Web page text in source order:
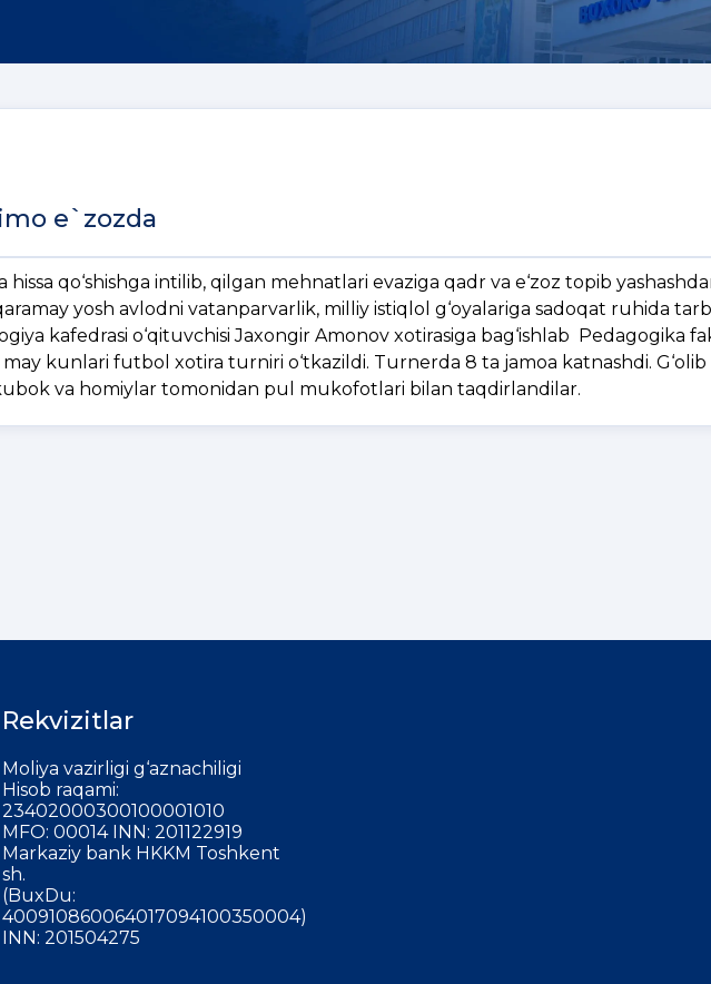
e`zozda
qo‘shishga intilib, qilgan mehnatlari evaziga qadr va e‘zoz topib
qaramay yosh avlodni vatanparvarlik, milliy istiqlol g‘oyalariga sadoqat ruhida
kafedrasi o‘qituvchisi Jaxongir Amonov xotirasiga bag‘ishlab Pedagogika
may kunlari futbol xotira turniri o‘tkazildi. Turnerda 8 ta jamoa katnashdi. G‘olib
va homiylar tomonidan pul mukofotlari bilan taqdirlandilar.
Rekvizitlar
Moliya vazirligi g‘aznachiligi
Hisob raqami:
23402000300100001010
MFO: 00014 INN: 201122919
Markaziy bank HKKM Toshkent
sh.
(BuxDu:
400910860064017094100350004)
INN: 201504275